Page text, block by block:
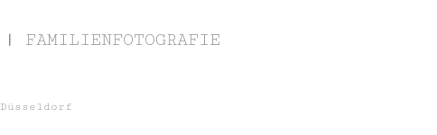
| FAMILIENFOTOGRAFIE
Düsseldorf